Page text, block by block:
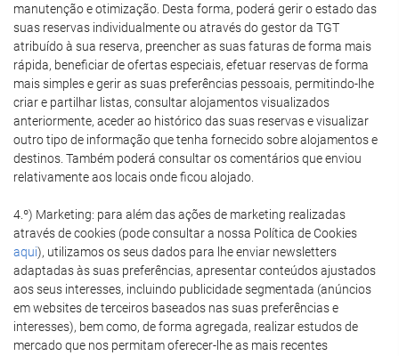
manutenção e otimização. Desta forma, poderá gerir o estado das
suas reservas individualmente ou através do gestor da TGT
atribuído à sua reserva, preencher as suas faturas de forma mais
rápida, beneficiar de ofertas especiais, efetuar reservas de forma
mais simples e gerir as suas preferências pessoais, permitindo-lhe
criar e partilhar listas, consultar alojamentos visualizados
anteriormente, aceder ao histórico das suas reservas e visualizar
outro tipo de informação que tenha fornecido sobre alojamentos e
destinos. Também poderá consultar os comentários que enviou
relativamente aos locais onde ficou alojado.
4.º) Marketing: para além das ações de marketing realizadas
através de cookies (pode consultar a nossa Política de Cookies
aqui), utilizamos os seus dados para lhe enviar newsletters
adaptadas às suas preferências, apresentar conteúdos ajustados
aos seus interesses, incluindo publicidade segmentada (anúncios
em websites de terceiros baseados nas suas preferências e
interesses), bem como, de forma agregada, realizar estudos de
mercado que nos permitam oferecer-lhe as mais recentes